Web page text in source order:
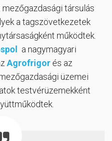
társulás
a tagszövetkezetek
működtek.
a nagymagyari
Agrofrigor és az
üzemei
testvérüzemekként